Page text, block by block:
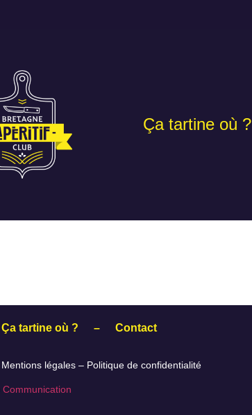
Ça tartine où ?
Ça tartine où ? – Contact
Mentions légales – Politique de confidentialité
Communication